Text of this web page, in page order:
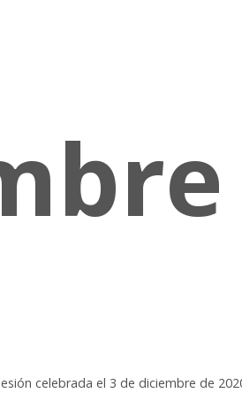
celebrada el 3 de diciembre de